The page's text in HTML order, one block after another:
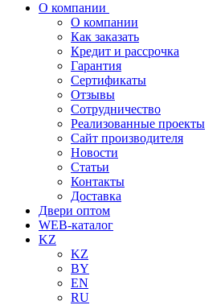
О компании
О компании
Как заказать
Кредит и рассрочка
Гарантия
Сертификаты
Отзывы
Сотрудничество
Реализованные проекты
Сайт производителя
Новости
Статьи
Контакты
Доставка
Двери оптом
WEB-каталог
KZ
KZ
BY
EN
RU